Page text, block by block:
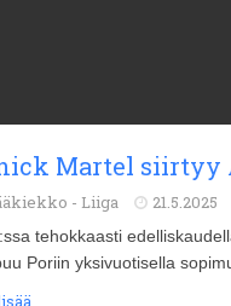
Martel siirtyy
- Liiga 21.5.2025
tehokkaasti
Poriin yksivuotisella